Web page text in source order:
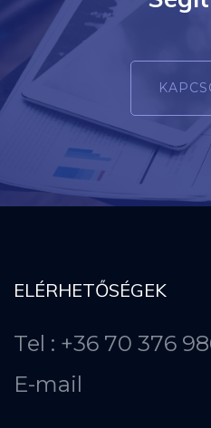
ELÉRHETŐSÉGEK
Tel : +36 70 376
E-mail